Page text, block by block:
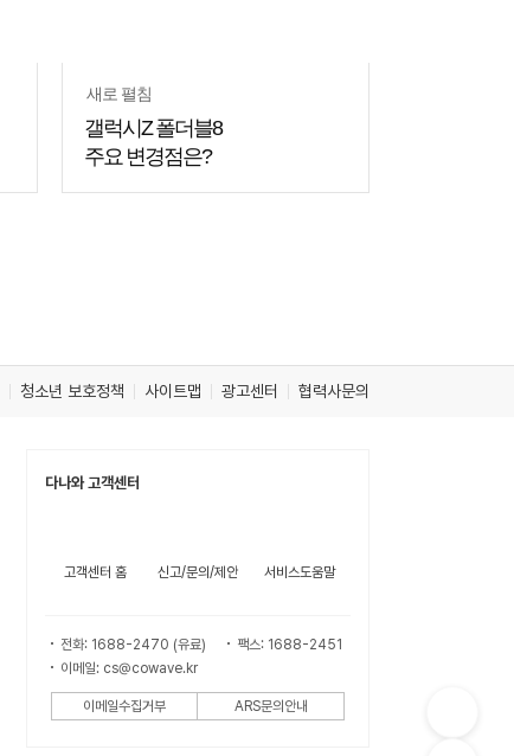
새로 펼침
갤럭시Z 폴더블8
주요 변경점은?
청소년 보호정책 사이트맵 광고센터 협력사문의
다나와 고객센터
고객센터 홈 신고/문의/제안 서비스도움말
전화: 1688-2470 (유료)
팩스: 1688-2451
이메일: cs@cowave.kr
이메일수집거부 ARS문의안내